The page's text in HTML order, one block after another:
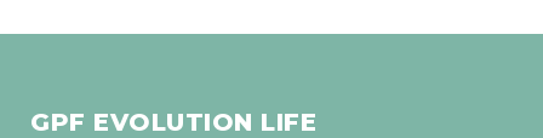
GPF EVOLUTION LIFE